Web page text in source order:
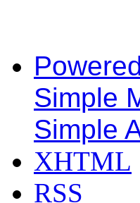
Simple
Simple
XHTML
RSS